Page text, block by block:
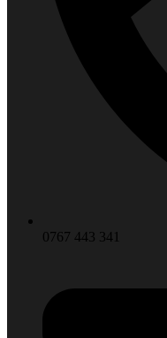
0767 443 341